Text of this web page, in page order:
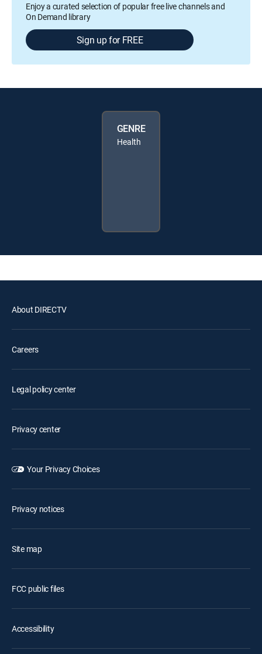
Enjoy a curated selection of popular free live channels and
On Demand library
Sign up for FREE
GENRE
Health
About DIRECTV
Careers
Legal policy center
Privacy center
Your Privacy Choices
Privacy notices
Site map
FCC public files
Accessibility